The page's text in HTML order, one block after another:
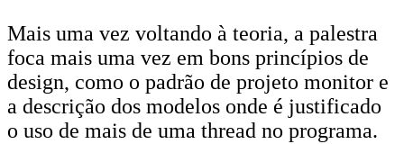
Mais uma vez voltando à teoria, a palestra
foca mais uma vez em bons princípios de
design, como o padrão de projeto monitor e
a descrição dos modelos onde é justificado
o uso de mais de uma thread no programa.